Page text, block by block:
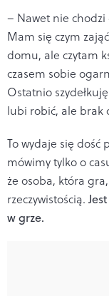
– Nawet nie chodzi
Mam się czym
domu, ale czytam
czasem sobie
Ostatnio
lubi robić, ale brak
To wydaje się dość
mówimy tylko o
że osoba, która
rzeczywistością.
w grze.